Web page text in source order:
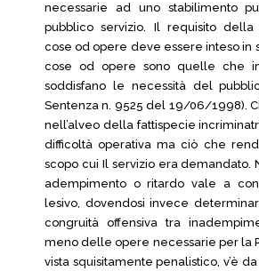
necessarie ad uno stabilimento
pubblico servizio. Il requisito
cose od opere deve essere inteso in
cose od opere sono quelle che
soddisfano le necessità del
Sentenza n. 9525 del 19/06/1998).
nell’alveo della fattispecie
difficoltà operativa ma ciò che
scopo cui Il servizio era demandato.
adempimento o ritardo vale a
lesivo, dovendosi invece
congruità offensiva tra
meno delle opere necessarie per la
vista squisitamente penalistico, v’è